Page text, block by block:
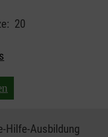
20
Hilfe-Ausbildung